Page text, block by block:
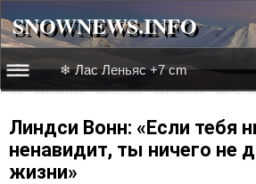
SNOWNEWS.INFO
☰☰
Веб-камеры
❄ Лас Леньяс +7 cm
Линдси Вонн: «Если тебя
ненавидит, ты ничего не
жизни»